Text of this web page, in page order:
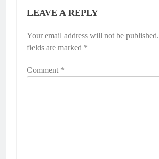
LEAVE A REPLY
Your email address will not be published.
fields are marked *
Comment *